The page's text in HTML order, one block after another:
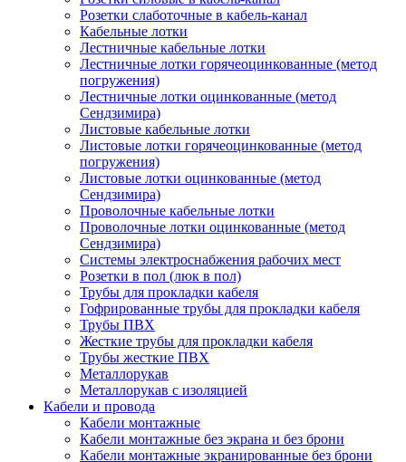
Розетки слаботочные в кабель-канал
Кабельные лотки
Лестничные кабельные лотки
Лестничные лотки горячеоцинкованные (метод
погружения)
Лестничные лотки оцинкованные (метод
Сендзимира)
Листовые кабельные лотки
Листовые лотки горячеоцинкованные (метод
погружения)
Листовые лотки оцинкованные (метод
Сендзимира)
Проволочные кабельные лотки
Проволочные лотки оцинкованные (метод
Сендзимира)
Системы электроснабжения рабочих мест
Розетки в пол (люк в пол)
Трубы для прокладки кабеля
Гофрированные трубы для прокладки кабеля
Трубы ПВХ
Жесткие трубы для прокладки кабеля
Трубы жесткие ПВХ
Металлорукав
Металлорукав с изоляцией
Кабели и провода
Кабели монтажные
Кабели монтажные без экрана и без брони
Кабели монтажные экранированные без брони